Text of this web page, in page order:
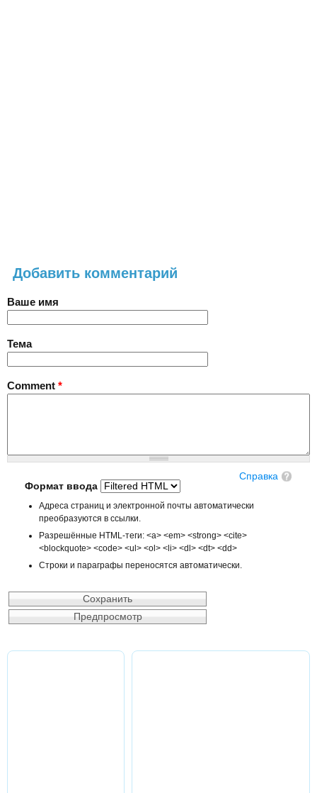
Добавить комментарий
Ваше имя
Тема
Comment *
Справка
Формат ввода
Адреса страниц и электронной почты автоматически
преобразуются в ссылки.
Разрешённые HTML-теги: <a> <em> <strong> <cite>
<blockquote> <code> <ul> <ol> <li> <dl> <dt> <dd>
Строки и параграфы переносятся автоматически.